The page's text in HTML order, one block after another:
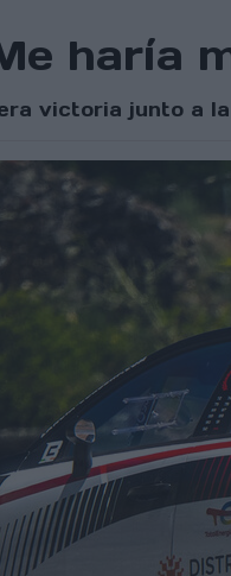
haría
victoria junto a